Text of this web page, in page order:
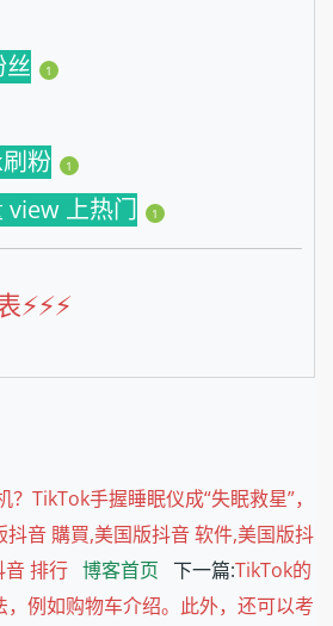
1
粉 1
view 上热门 1
？TikTok手握睡眠仪成“失眠救星”，
音 購買,美国版抖音 软件,美国版抖
音 排行 博客首页 下一篇:TikTok的
例如购物车介绍。此外，还可以考